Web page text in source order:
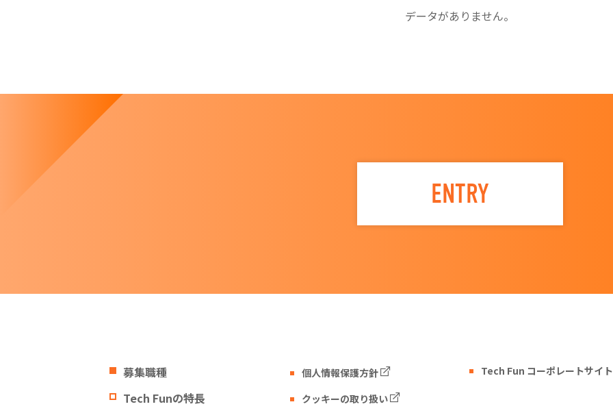
データがありません。
ENTRY
募集職種
Tech Funの特長
個人情報保護方針
クッキーの取り扱い
Tech Fun コーポレートサイト